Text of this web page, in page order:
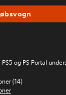
og PS Portal
(14)